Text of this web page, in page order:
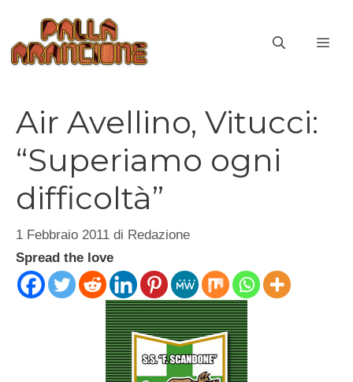
contenuto
Air Avellino, Vitucci:
“Superiamo ogni
difficoltà”
1 Febbraio 2011 di Redazione
Spread the love